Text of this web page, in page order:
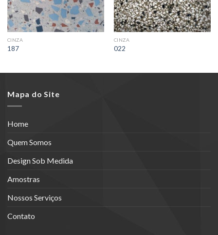
CINZA
187
CINZA
022
Mapa do Site
Home
Quem Somos
Design Sob Medida
Amostras
Nossos Serviços
Contato